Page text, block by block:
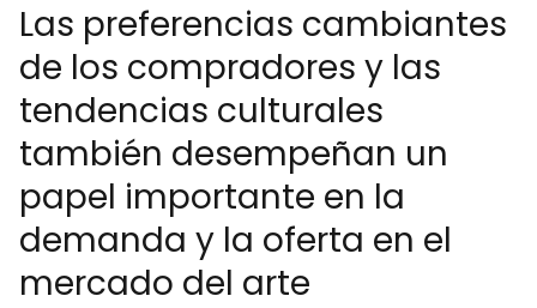
Las preferencias cambiantes
de los compradores y las
tendencias culturales
también desempeñan un
papel importante en la
demanda y la oferta en el
mercado del arte